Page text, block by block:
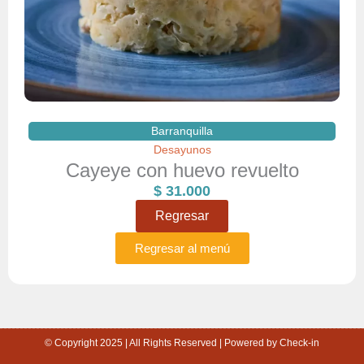
Barranquilla
Desayunos
Cayeye con huevo revuelto
$ 31.000
Regresar
Regresar al menú
© Copyright 2025 | All Rights Reserved | Powered by Check-in